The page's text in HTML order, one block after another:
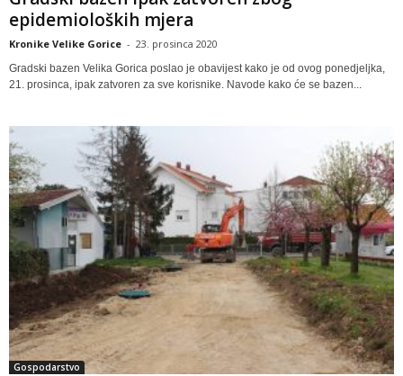
epidemioloških mjera
Kronike Velike Gorice - 23. prosinca 2020
Gradski bazen Velika Gorica poslao je obavijest kako je od ovog ponedjeljka,
21. prosinca, ipak zatvoren za sve korisnike. Navode kako će se bazen...
Gospodarstvo